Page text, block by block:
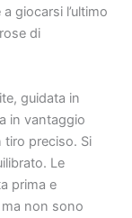
giocarsi l’ultimo
di
guidata in
in vantaggio
tiro preciso. Si
Le
prima e
ma non sono